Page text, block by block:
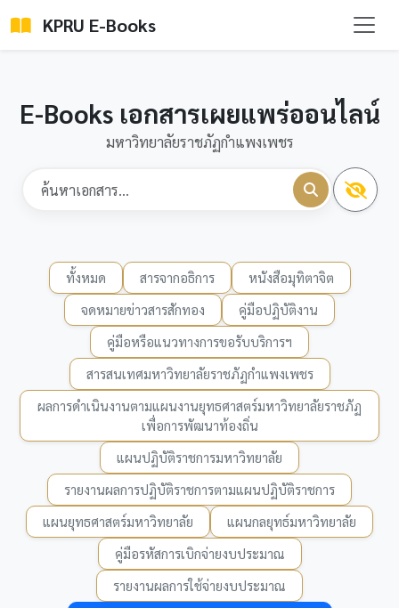
KPRU E-Books
E-Books เอกสารเผยแพร่ออนไลน์
มหาวิทยาลัยราชภัฏกำแพงเพชร
ทั้งหมด สารจากอธิการ
หนังสือมุทิตาจิต
จดหมายข่าวสารสักทอง
คู่มือปฏิบัติงาน
คู่มือหรือแนวทางการขอรับบริการฯ
สารสนเทศมหาวิทยาลัยราชภัฏกำแพงเพชร
ผลการดำเนินงานตามแผนงานยุทธศาสตร์มหาวิทยาลัยราชภัฏ
เพื่อการพัฒนาท้องถิ่น
แผนปฏิบัติราชการมหาวิทยาลัย
รายงานผลการปฏิบัติราชการตามแผนปฏิบัติราชการ
แผนยุทธศาสตร์มหาวิทยาลัย
แผนกลยุทธ์มหาวิทยาลัย
คู่มือรหัสการเบิกจ่ายงบประมาณ
รายงานผลการใช้จ่ายงบประมาณ